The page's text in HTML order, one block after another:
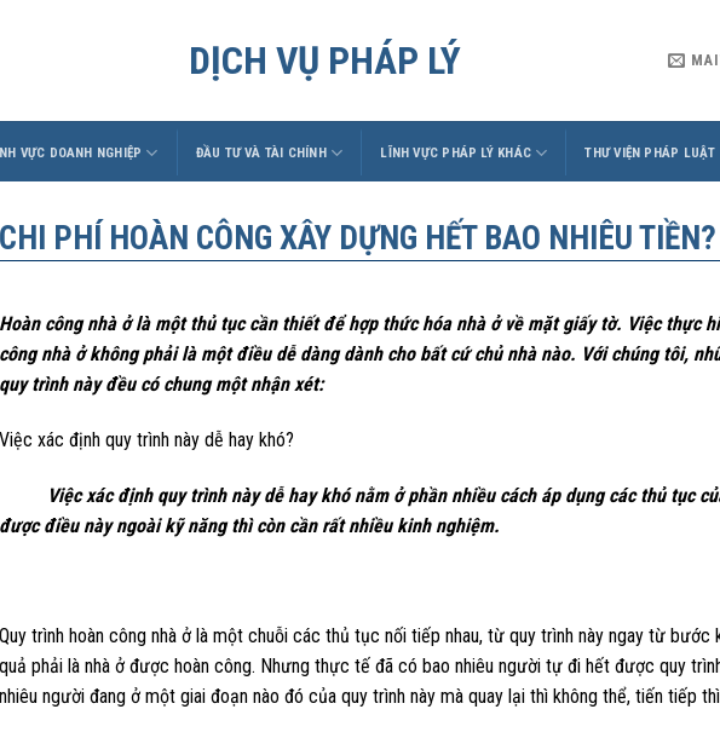
DỊCH VỤ PHÁP LÝ
VỰC DOANH NGHIỆP ĐẦU TƯ VÀ TÀI CHÍNH LĨNH VỰC PHÁP LÝ KHÁC THƯ VIỆN PHÁP LUẬT
CHI PHÍ HOÀN CÔNG XÂY DỰNG HẾT BAO NHIÊU TIỀN?
Hoàn công nhà ở là một thủ tục cần thiết để hợp thức hóa nhà ở về mặt giấy tờ. Việc thực
công nhà ở không phải là một điều dễ dàng dành cho bất cứ chủ nhà nào. Với chúng tôi,
quy trình này đều có chung một nhận xét:
Việc xác định quy trình này dễ hay khó?
Việc xác định quy trình này dễ hay khó nằm ở phần nhiều cách áp dụng các thủ tục
được điều này ngoài kỹ năng thì còn cần rất nhiều kinh nghiệm.
Quy trình hoàn công nhà ở là một chuỗi các thủ tục nối tiếp nhau, từ quy trình này ngay từ
quả phải là nhà ở được hoàn công. Nhưng thực tế đã có bao nhiêu người tự đi hết được quy
nhiêu người đang ở một giai đoạn nào đó của quy trình này mà quay lại thì không thể, tiến tiếp